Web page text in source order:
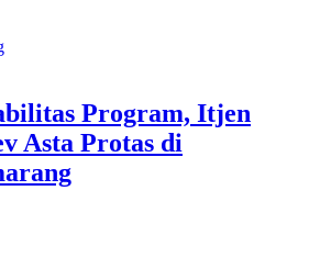
Program, Itjen
Asta Protas di